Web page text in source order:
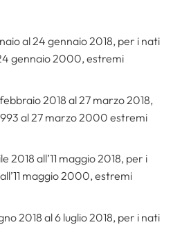
al 24 gennaio 2018, per i nati
gennaio 2000, estremi
2018 al 27 marzo 2018,
al 27 marzo 2000 estremi
2018 all’11 maggio 2018, per i
maggio 2000, estremi
2018 al 6 luglio 2018, per i nati